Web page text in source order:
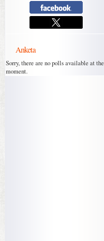
Anketa
Sorry, there are no polls available at the
moment.